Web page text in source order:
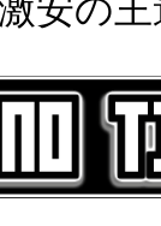
安の